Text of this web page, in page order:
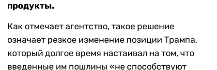
продукты.
Как отмечает агентство, такое решение
означает резкое изменение позиции Трампа,
который долгое время настаивал на том, что
введенные им пошлины «не способствуют